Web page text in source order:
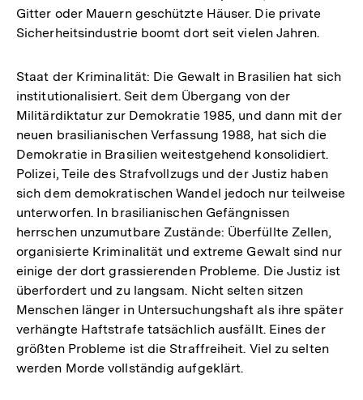
Gitter oder Mauern geschützte Häuser. Die private
Sicherheitsindustrie boomt dort seit vielen Jahren.
Staat der Kriminalität: Die Gewalt in Brasilien hat sich
institutionalisiert. Seit dem Übergang von der
Militärdiktatur zur Demokratie 1985, und dann mit der
neuen brasilianischen Verfassung 1988, hat sich die
Demokratie in Brasilien weitestgehend konsolidiert.
Polizei, Teile des Strafvollzugs und der Justiz haben
sich dem demokratischen Wandel jedoch nur teilweise
unterworfen. In brasilianischen Gefängnissen
herrschen unzumutbare Zustände: Überfüllte Zellen,
organisierte Kriminalität und extreme Gewalt sind nur
einige der dort grassierenden Probleme. Die Justiz ist
überfordert und zu langsam. Nicht selten sitzen
Menschen länger in Untersuchungshaft als ihre später
verhängte Haftstrafe tatsächlich ausfällt. Eines der
größten Probleme ist die Straffreiheit. Viel zu selten
werden Morde vollständig aufgeklärt.